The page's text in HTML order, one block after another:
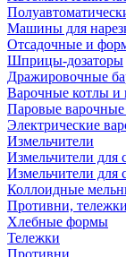
Машины для
Отсадочные и
Шприцы-дозаторы
Дражировочные
Варочные котлы и
Паровые
Электрические
Измельчители
Измельчители для
Измельчители для
Коллоидные
Противни,
Хлебные формы
Тележки
Противни